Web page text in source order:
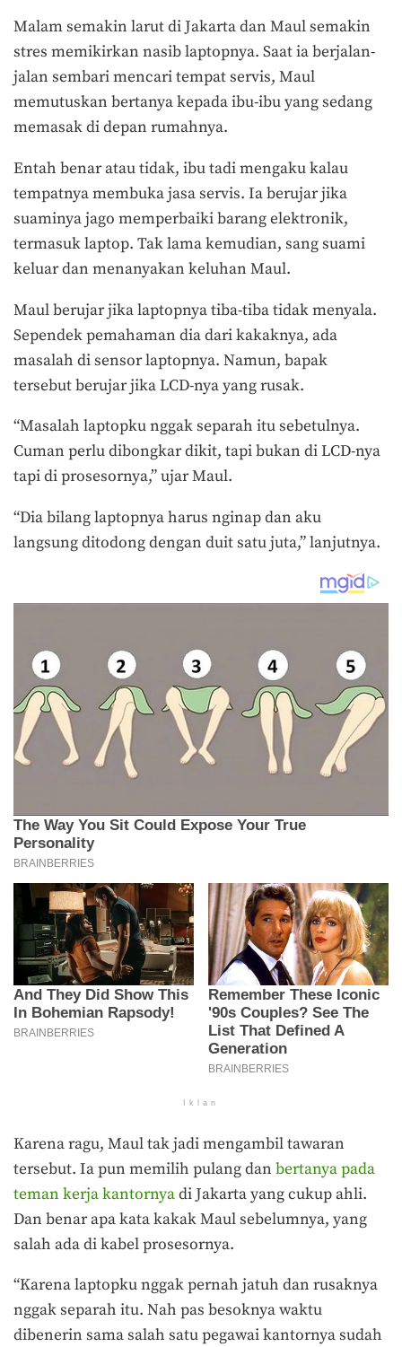
Malam semakin larut di Jakarta dan Maul semakin
stres memikirkan nasib laptopnya. Saat ia berjalan-
jalan sembari mencari tempat servis, Maul
memutuskan bertanya kepada ibu-ibu yang sedang
memasak di depan rumahnya.
Entah benar atau tidak, ibu tadi mengaku kalau
tempatnya membuka jasa servis. Ia berujar jika
suaminya jago memperbaiki barang elektronik,
termasuk laptop. Tak lama kemudian, sang suami
keluar dan menanyakan keluhan Maul.
Maul berujar jika laptopnya tiba-tiba tidak menyala.
Sependek pemahaman dia dari kakaknya, ada
masalah di sensor laptopnya. Namun, bapak
tersebut berujar jika LCD-nya yang rusak.
“Masalah laptopku nggak separah itu sebetulnya.
Cuman perlu dibongkar dikit, tapi bukan di LCD-nya
tapi di prosesornya,” ujar Maul.
“Dia bilang laptopnya harus nginap dan aku
langsung ditodong dengan duit satu juta,” lanjutnya.
Iklan
Karena ragu, Maul tak jadi mengambil tawaran
tersebut. Ia pun memilih pulang dan bertanya pada
teman kerja kantornyadi Jakarta yang cukup ahli.
Dan benar apa kata kakak Maul sebelumnya, yang
salah ada di kabel prosesornya.
“Karena laptopku nggak pernah jatuh dan rusaknya
nggak separah itu. Nah pas besoknya waktu
dibenerin sama salah satu pegawai kantornya sudah